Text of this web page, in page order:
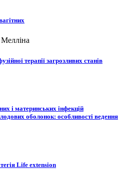
терапії загрозливих станів
і материнських інфекцій
оболонок: особливості ведення
Life еxtension